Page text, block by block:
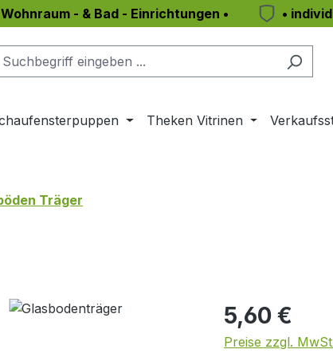
- & Bad - Einrichtungen • •
Theken Vitrinen
Träger
Regulärer Preis:
5,60 €
Preise zzgl.